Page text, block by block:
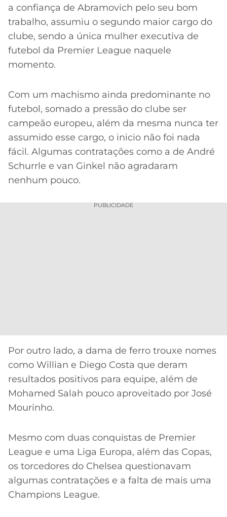
a confiança de Abramovich pelo seu bom
trabalho, assumiu o segundo maior cargo do
clube, sendo a única mulher executiva de
futebol da Premier League naquele
momento.
Com um machismo ainda predominante no
futebol, somado a pressão do clube ser
campeão europeu, além da mesma nunca ter
assumido esse cargo, o inicio não foi nada
fácil. Algumas contratações como a de André
Schurrle e van Ginkel não agradaram
nenhum pouco.
PUBLICIDADE
Por outro lado, a dama de ferro trouxe nomes
como Willian e Diego Costa que deram
resultados positivos para equipe, além de
Mohamed Salah pouco aproveitado por José
Mourinho.
Mesmo com duas conquistas de Premier
League e uma Liga Europa, além das Copas,
os torcedores do Chelsea questionavam
algumas contratações e a falta de mais uma
Champions League.